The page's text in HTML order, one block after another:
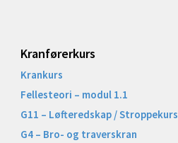
Kranførerkurs
Krankurs
Fellesteori – modul 1.1
G11 – Løfteredskap / Stroppekurs
G4 – Bro- og traverskran